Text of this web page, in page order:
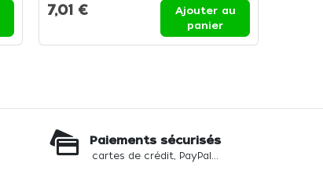
7,01 €
Ajouter au
panier
Paiements sécurisés
cartes de crédit, PayPal...